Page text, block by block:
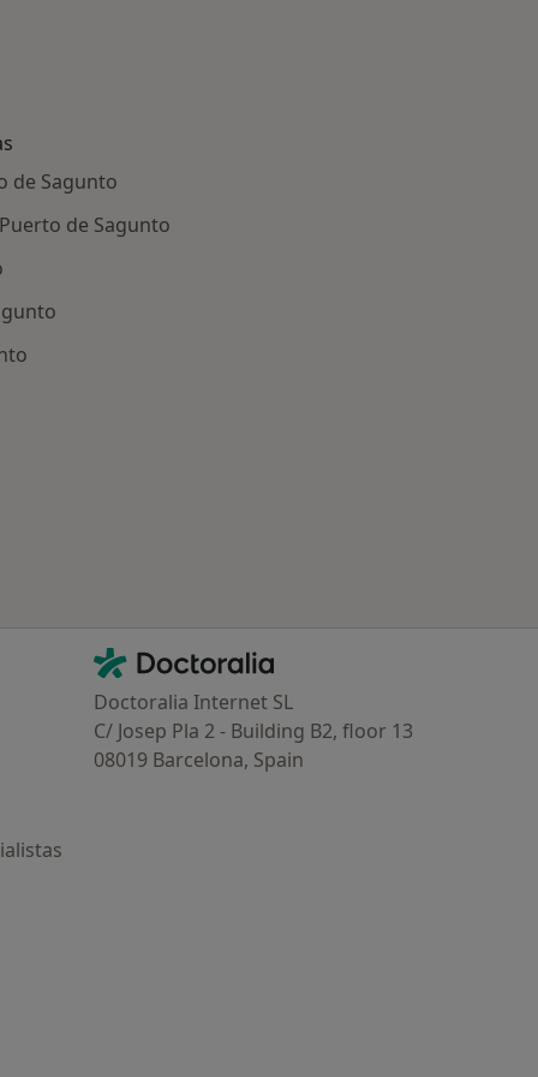
de Sagunto
de Sagunto
Contacto
Doctoralia - Página de inicio
Doctoralia Internet SL
C/ Josep Pla 2 - Building B2, floor 13
08019 Barcelona, Spain